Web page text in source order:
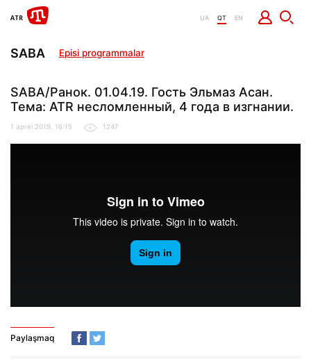
UA QT EN
SABA Episi programmalar
SABA/Ранок. 01.04.19. Гость Эльмаз Асан.
Тема: ATR несломленный, 4 года в изгнании.
1 aprel 2019, 16:15 1247
Paylaşmaq